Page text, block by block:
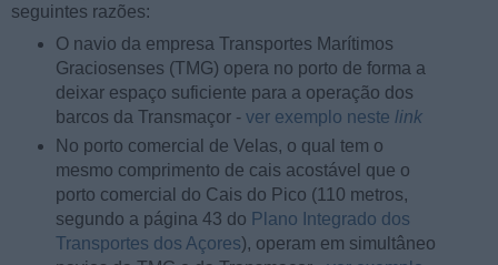
seguintes razões:
O navio da empresa Transportes Marítimos
Graciosenses (TMG) opera no porto de forma a
deixar espaço suficiente para a operação dos
barcos da Transmaçor - ver exemplo neste link
No porto comercial de Velas, o qual tem o
mesmo comprimento de cais acostável que o
porto comercial do Cais do Pico (110 metros,
segundo a página 43 do Plano Integrado dos
Transportes dos Açores), operam em simultâneo